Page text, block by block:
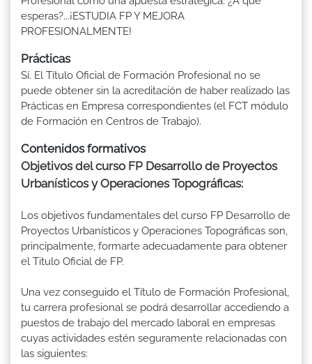
esperas?...¡ESTUDIA FP Y MEJORA
PROFESIONALMENTE!
Prácticas
Sí. El Título Oficial de Formación Profesional no se
puede obtener sin la acreditación de haber realizado las
Prácticas en Empresa correspondientes (el FCT módulo
de Formación en Centros de Trabajo).
Contenidos formativos
Objetivos del curso FP Desarrollo de Proyectos
Urbanísticos y Operaciones Topográficas:
Los objetivos fundamentales del curso FP Desarrollo de
Proyectos Urbanísticos y Operaciones Topográficas son,
principalmente, formarte adecuadamente para obtener
el Titulo Oficial de FP.
Una vez conseguido el Título de Formación Profesional,
tu carrera profesional se podrá desarrollar accediendo a
puestos de trabajo del mercado laboral en empresas
cuyas actividades estén seguramente relacionadas con
las siguientes: